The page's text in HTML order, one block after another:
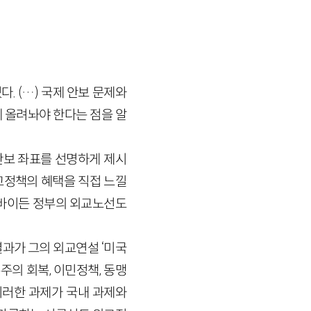
다. (…) 국제 안보 문제와
려놔야 한다는 점을 알
좌표를 선명하게 제시
책의 혜택을 직접 느낄
이든 정부의 외교노선도
가 그의 외교연설 ‘미국
의 회복, 이민정책, 동맹
한 과제가 국내 과제와